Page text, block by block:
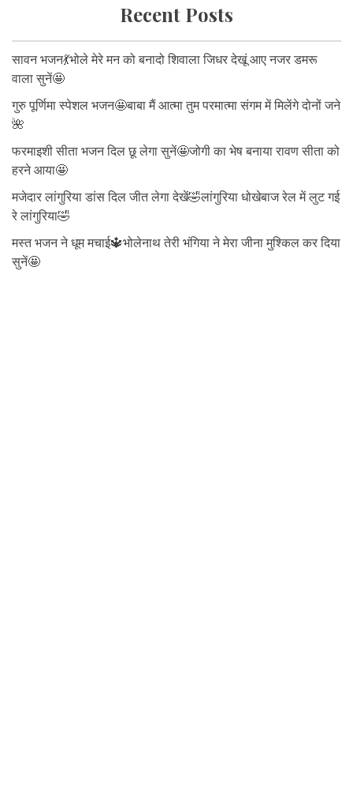
Recent Posts
सावन भजन💃भोले मेरे मन को बनादो शिवाला जिधर देखूं आए नजर डमरू
वाला सुनें🤩
गुरु पूर्णिमा स्पेशल भजन🤩बाबा मैं आत्मा तुम परमात्मा संगम में मिलेंगे दोनों जने
🌺
फरमाइशी सीता भजन दिल छू लेगा सुनें🤩जोगी का भेष बनाया रावण सीता को
हरने आया🤩
मजेदार लांगुरिया डांस दिल जीत लेगा देखें🤣लांगुरिया धोखेबाज रेल में लुट गई
रे लांगुरिया🤣
मस्त भजन ने धूम मचाई🔱भोलेनाथ तेरी भंगिया ने मेरा जीना मुश्किल कर दिया
सुनें🤩